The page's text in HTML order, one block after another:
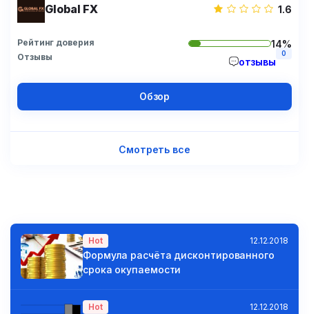
Global FX 1.6
Рейтинг доверия 14%
Отзывы отзывы
0
Обзор
Смотреть все
Hot 12.12.2018
Формула расчёта дисконтированного
срока окупаемости
Hot 12.12.2018